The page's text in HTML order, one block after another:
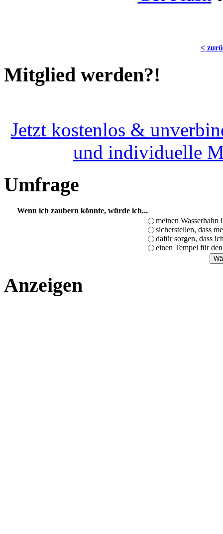
<
Mitglied werden?!
Jetzt kostenlos &
und individuelle
Umfrage
Wenn ich zaubern könnte, würde ich...
meinen
sicherstellen, dass
dafür sorgen, dass
einen Tempel für
Anzeigen